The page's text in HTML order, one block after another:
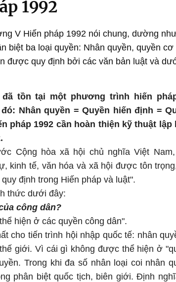
1992
V Hiến pháp 1992 nói chung, dường
biệt ba loại quyền: Nhân quyền, quyền cơ
được quy định bởi các văn bản luật và
tồn tại một phương trình hiến
Nhân quyền = Quyền hiến định =
pháp 1992 cần hoàn thiện kỹ thuật lập
Cộng hòa xã hội chủ nghĩa Việt
kinh tế, văn hóa và xã hội được tôn
định trong Hiến pháp và luật".
thức dưới đây:
công dân?
hiện ở các quyền công dân".
cho tiến trình hội nhập quốc tế: nhân
giới. Vì cái gì không được thể hiện ở
Trong khi đa số nhân loại coi nhân
phân biệt quốc tịch, biên giới. Định